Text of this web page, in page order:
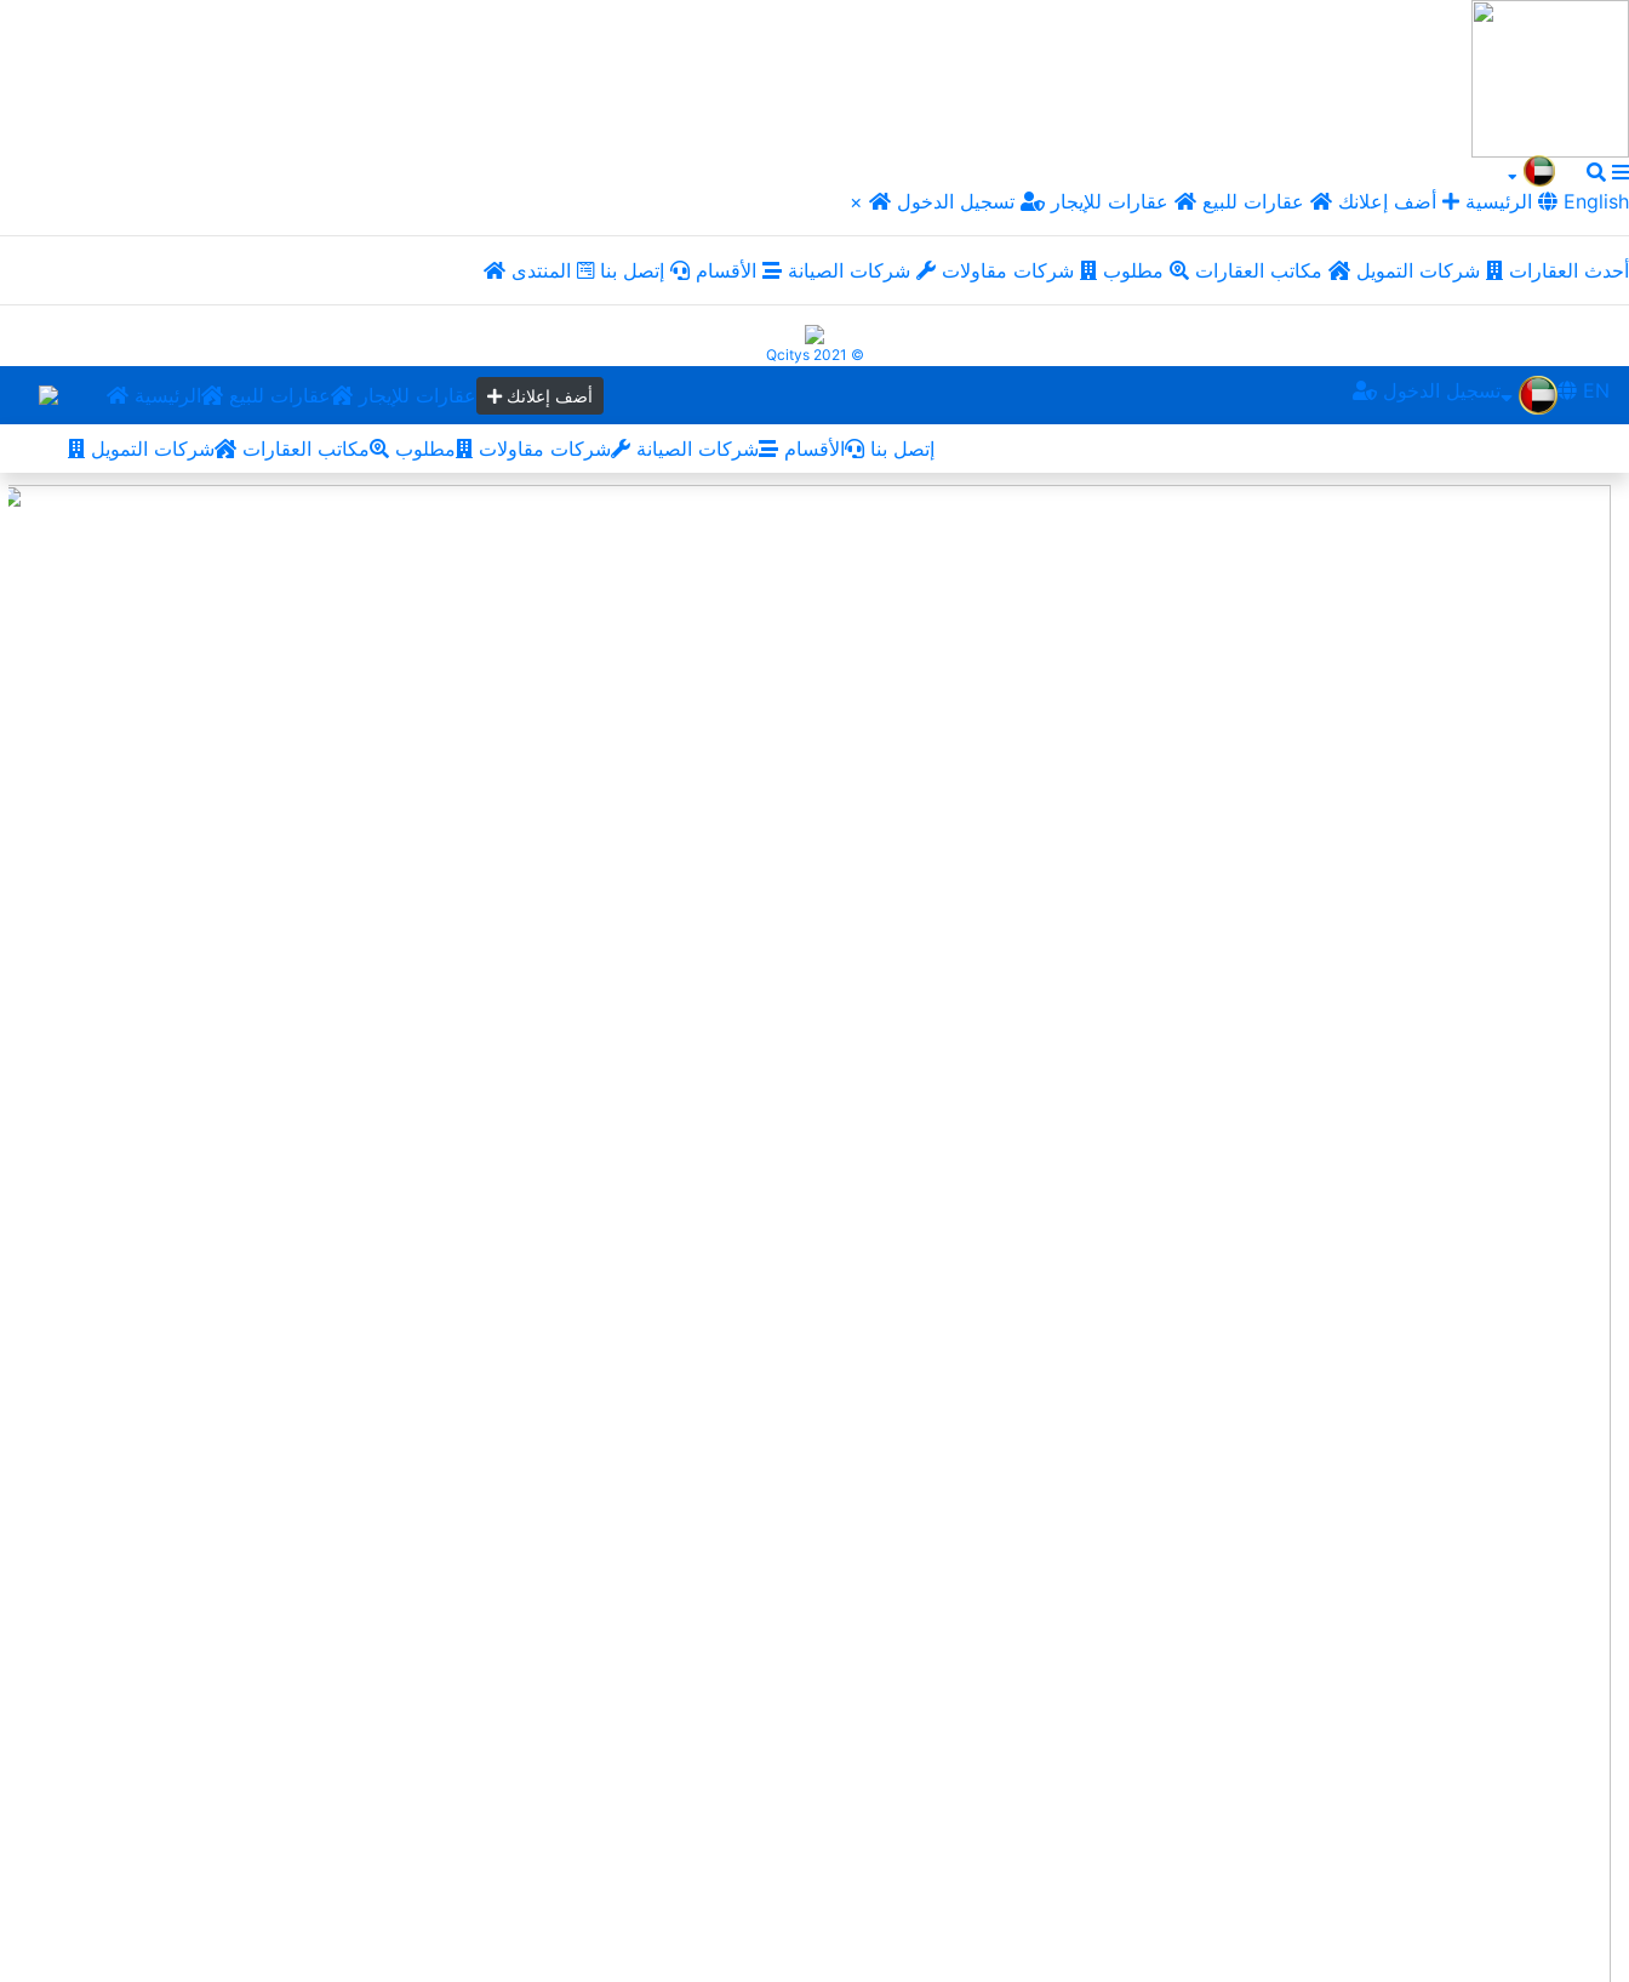
× الرئيسية أضف إعلانك عقارات للبيع عقارات للإيجار تسجيل الدخول English
أحدث العقارات شركات التمويل مكاتب العقارات مطلوب شركات مقاولات شركات الصيانة الأقسام إتصل بنا المنتدى
Qcitys 2021 ©
الرئيسية عقارات للبيع عقارات للإيجار أضف إعلانك تسجيل الدخول EN
شركات التمويل مكاتب العقارات مطلوب شركات مقاولات شركات الصيانة الأقسام إتصل بنا